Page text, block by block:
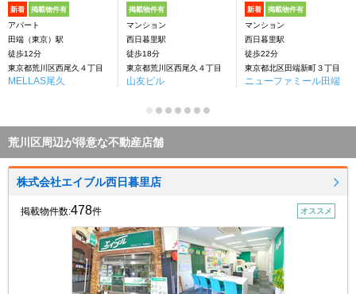
新着 掲載物件有
アパート
田端（東京）駅
徒歩12分
東京都荒川区西尾久４丁目
MELLAS尾久
掲載物件有
マンション
西日暮里駅
徒歩18分
東京都荒川区西尾久４丁目
山友ビル
新着 掲載物件有
マンション
西日暮里駅
徒歩22分
東京都北区田端新町３丁目
ニューファミール田端
荒川区周辺が得意な不動産店舗
株式会社エイブル西日暮里店
掲載物件数:478件 オススメ